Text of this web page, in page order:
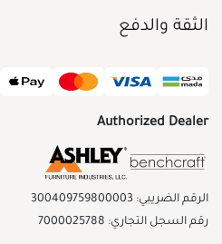
الثقة والدفع
Authorized Dealer
الرقم الضريبي: 300409759800003
رقم السجل التجاري: 7000025788